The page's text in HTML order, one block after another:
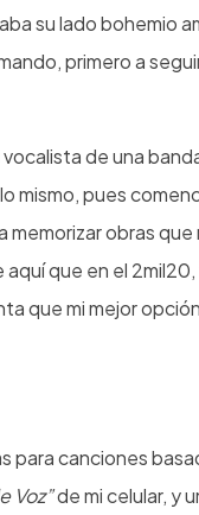
su lado bohemio
primero a
de una
mismo, pues
obras
que en el 2mil20,
que mi mejor
para canciones
Voz”de mi celular, y